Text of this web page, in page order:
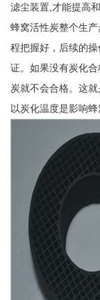
滤尘装置,才能提高
蜂窝活性炭整个生
程把握好，后续的
证。如果没有炭化
炭就不会合格。这
以炭化温度是影响